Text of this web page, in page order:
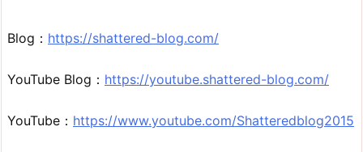
Blog： https://shattered-blog.com/
YouTube Blog： https://youtube.shattered-blog.com/
YouTube： https://www.youtube.com/Shatteredblog2015